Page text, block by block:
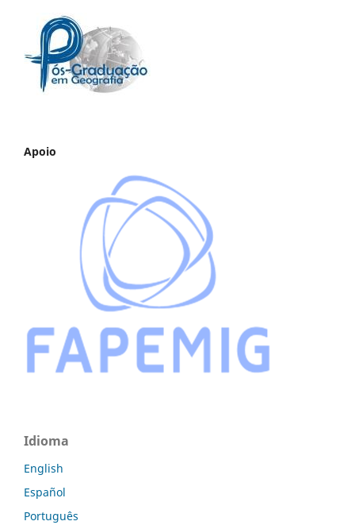
Apoio
Idioma
English
Español
Português